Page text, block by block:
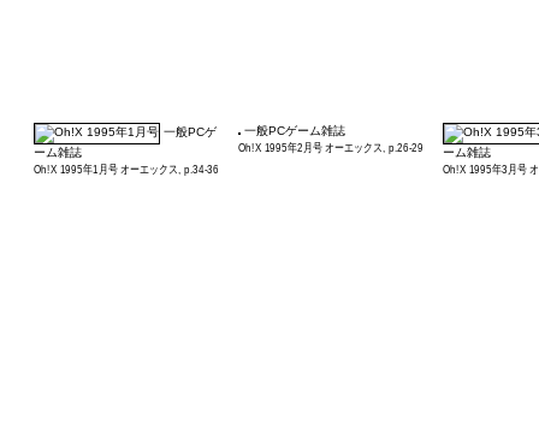
一般PCゲ
ーム雑誌
Oh!X 1995年1月号 オーエックス, p.34-36
一般PCゲーム雑誌
Oh!X 1995年2月号 オーエックス, p.26-29
ーム雑誌
Oh!X 1995年3月号